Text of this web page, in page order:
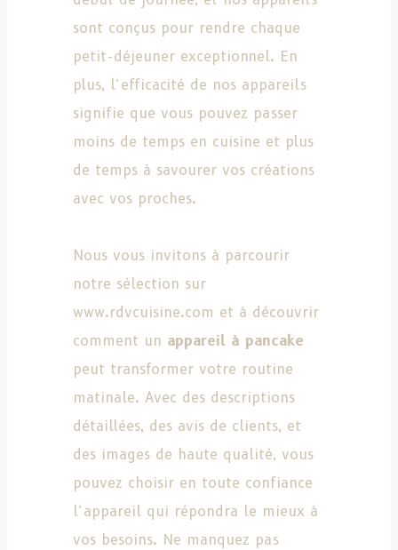
sont conçus pour rendre chaque
petit-déjeuner exceptionnel. En
plus, l’efficacité de nos appareils
signifie que vous pouvez passer
moins de temps en cuisine et plus
de temps à savourer vos créations
avec vos proches.
Nous vous invitons à parcourir
notre sélection sur
www.rdvcuisine.com et à découvrir
comment un appareil à pancake
peut transformer votre routine
matinale. Avec des descriptions
détaillées, des avis de clients, et
des images de haute qualité, vous
pouvez choisir en toute confiance
l’appareil qui répondra le mieux à
vos besoins. Ne manquez pas